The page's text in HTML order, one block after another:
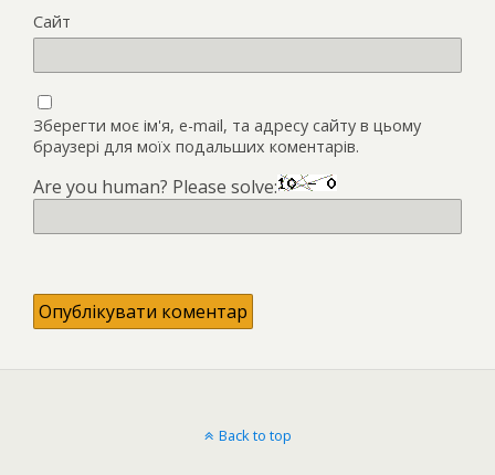
Сайт
Зберегти моє ім'я, e-mail, та адресу сайту в цьому
браузері для моїх подальших коментарів.
Are you human? Please solve:
Back to top